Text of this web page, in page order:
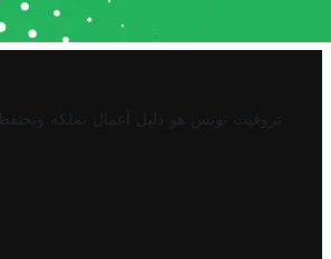
تروفيت تونس هو دليل أعمال تملكه